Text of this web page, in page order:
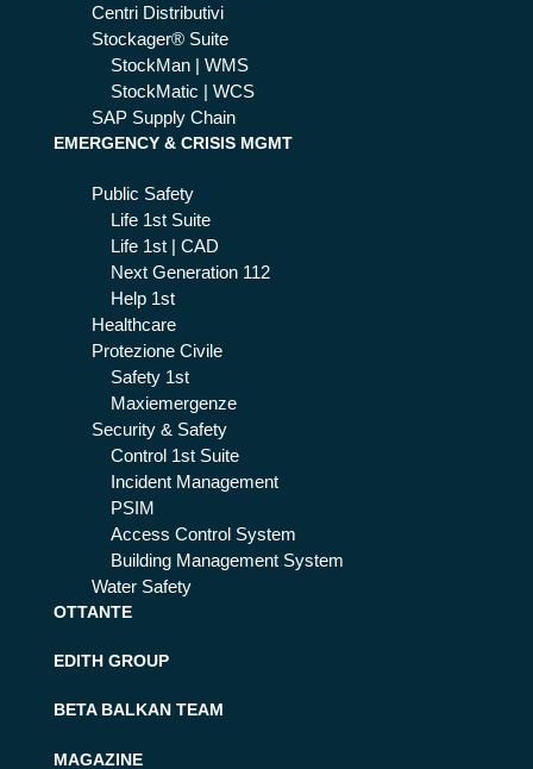
Centri Distributivi
Stockager® Suite
StockMan | WMS
StockMatic | WCS
SAP Supply Chain
EMERGENCY & CRISIS MGMT
Public Safety
Life 1st Suite
Life 1st | CAD
Next Generation 112
Help 1st
Healthcare
Protezione Civile
Safety 1st
Maxiemergenze
Security & Safety
Control 1st Suite
Incident Management
PSIM
Access Control System
Building Management System
Water Safety
OTTANTE
EDITH GROUP
BETA BALKAN TEAM
MAGAZINE